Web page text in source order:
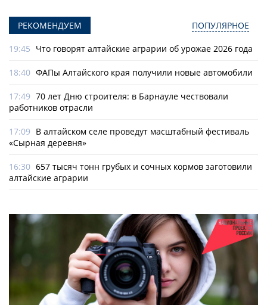
РЕКОМЕНДУЕМ ПОПУЛЯРНОЕ
19:45 Что говорят алтайские аграрии об урожае 2026 года
18:40 ФАПы Алтайского края получили новые автомобили
17:49 70 лет Дню строителя: в Барнауле чествовали
работников отрасли
17:09 В алтайском селе проведут масштабный фестиваль
«Сырная деревня»
16:30 657 тысяч тонн грубых и сочных кормов заготовили
алтайские аграрии